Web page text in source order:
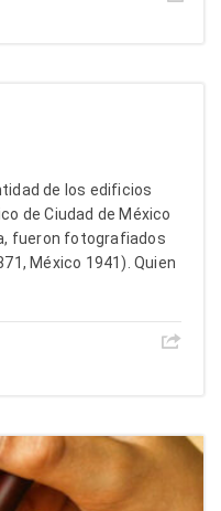
de los edificios
de Ciudad de México
fueron fotografiados
México 1941). Quien